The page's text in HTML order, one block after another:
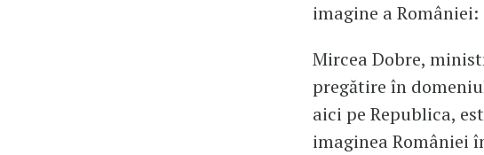
imagine a României:
Mircea Dobre,
pregătire în
aici pe Republica,
imaginea României